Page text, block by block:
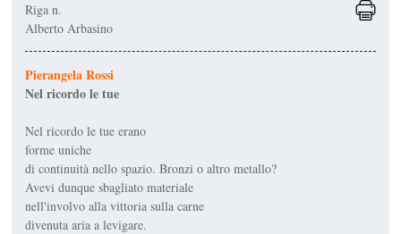
Riga n.
Alberto Arbasino
Pierangela Rossi
Nel ricordo le tue
Nel ricordo le tue erano
forme uniche
di continuità nello spazio. Bronzi o altro metallo?
Avevi dunque sbagliato materiale
nell'involvo alla vittoria sulla carne
divenuta aria a levigare.